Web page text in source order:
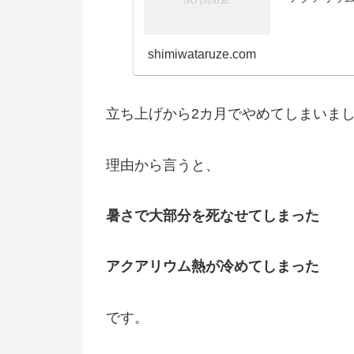
shimiwataruze.com
立ち上げから2カ月でやめてしまいま
理由から言うと、
暑さで大部分を死なせてしまった
アクアリウム熱が冷めてしまった
です。